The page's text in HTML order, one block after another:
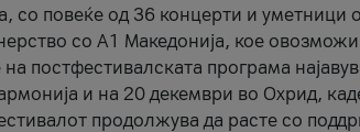
со повеќе од 36 концерти и
со А1 Македонија, кое
постфестивалската програма
и на 20 декември во Охрид,
продолжува да расте со